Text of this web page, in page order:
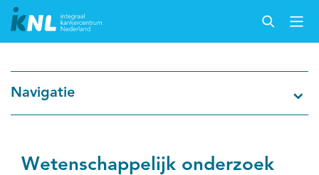
Cijfers over kanker
Navigatie
Wetenschappelijk onderzoek